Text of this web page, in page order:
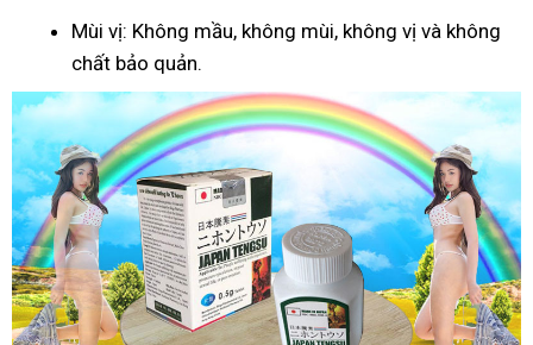
Mùi vị: Không mầu, không mùi, không vị và không
chất bảo quản.